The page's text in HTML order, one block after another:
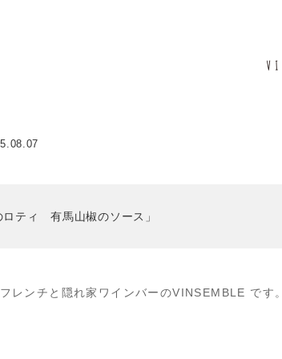
ティ 有馬山椒のソース」
レンチと隠れ家ワインバーのVINSEMBLE です。